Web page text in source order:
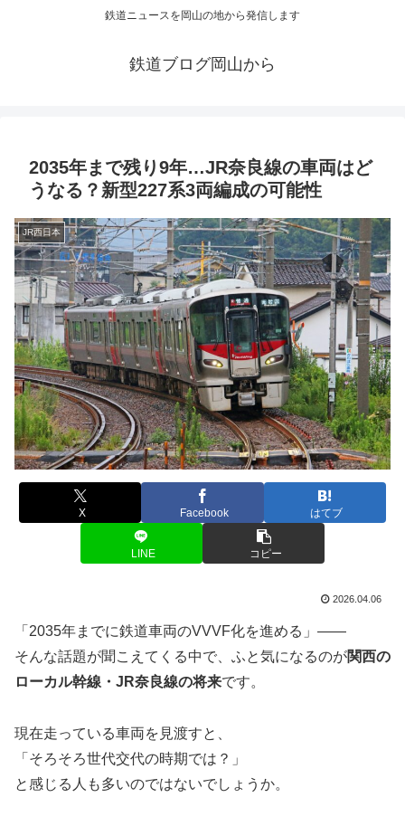
鉄道ニュースを岡山の地から発信します
鉄道ブログ岡山から
2035年まで残り9年…JR奈良線の車両はど
うなる？新型227系3両編成の可能性
JR西日本
X Facebook はてブ
LINE コピー
2026.04.06
「2035年までに鉄道車両のVVVF化を進める」——
そんな話題が聞こえてくる中で、ふと気になるのが関西の
ローカル幹線・JR奈良線の将来です。
現在走っている車両を見渡すと、
「そろそろ世代交代の時期では？」
と感じる人も多いのではないでしょうか。